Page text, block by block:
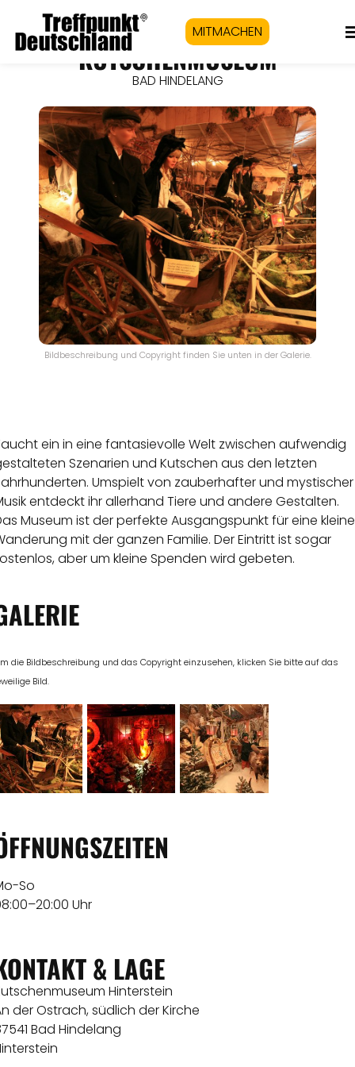
MITMACHEN
KUTSCHENMUSEUM
BAD HINDELANG
Bildbeschreibung und Copyright finden Sie unten in der Galerie.
ein in eine fantasievolle Welt zwischen aufwendig
Szenarien und Kutschen aus den letzten
Umspielt von zauberhafter und mystischer
entdeckt ihr allerhand Tiere und andere Gestalten.
Museum ist der perfekte Ausgangspunkt für eine kleine
mit der ganzen Familie. Der Eintritt ist sogar
aber um kleine Spenden wird gebeten.
die Bildbeschreibung und das Copyright einzusehen, klicken Sie bitte auf das
Bild.
So
Uhr
& LAGE
Hinterstein
der Ostrach, südlich der Kirche
Bad Hindelang